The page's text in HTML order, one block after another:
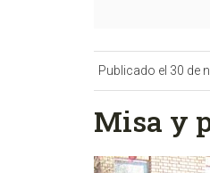
Publicado el 30 de
Misa y